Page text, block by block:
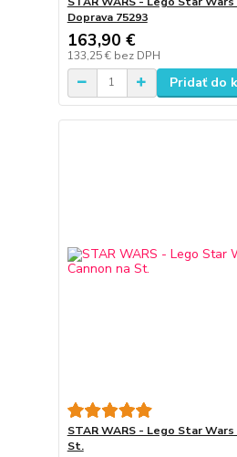
Doprava 75293
163,90 €
133,25 € bez DPH
Pridať do
STAR WARS - Lego Star Wars
St.